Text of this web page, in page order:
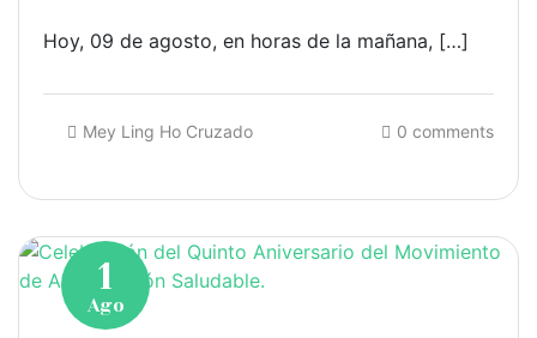
Hoy, 09 de agosto, en horas de la mañana, […]
Mey Ling Ho Cruzado 0 comments
1
Ago